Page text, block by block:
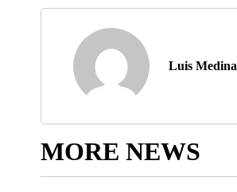
Luis Medina
MORE NEWS